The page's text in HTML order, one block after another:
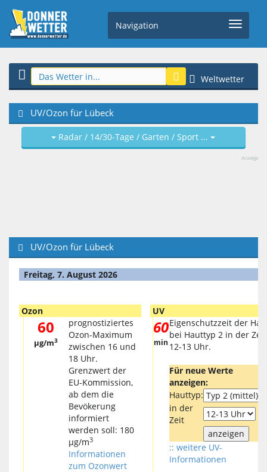
Navigation
Weltwetter
UV/Ozon für Lübeck
Radar / 14/30-Tage / Garten / Sport ...
Anzeige
UV/Ozon für Lübeck
Freitag, 7. August 2026
Ozon
60
µg/m3
prognostiziertes
Ozon-Maximum
zwischen 16 und
18 Uhr.
Grenzwert der
EU-Kommission,
ab dem die
Bevökerung
informiert
werden soll: 180
µg/m3
Informationen
zum Ozonwert
UV
60
min
Eigenschutzzeit der
bei Hauttyp 2 in der Zeit
12-13 Uhr.
Für neue Werte
anzeigen:
Hauttyp:
in der
Zeit
:: weitere UV-
Informationen